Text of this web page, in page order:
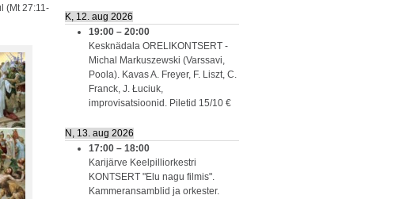
(Mt 27:11-
K, 12. aug 2026
19:00 – 20:00
Kesknädala ORELIKONTSERT -
Michal Markuszewski (Varssavi,
Poola). Kavas A. Freyer, F. Liszt, C.
Franck, J. Łuciuk,
improvisatsioonid. Piletid 15/10 €
N, 13. aug 2026
17:00 – 18:00
Karijärve Keelpilliorkestri
KONTSERT "Elu nagu filmis".
Kammeransamblid ja orkester.